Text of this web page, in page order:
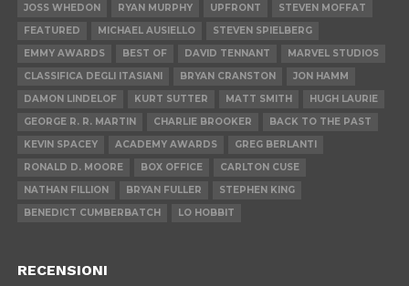
JOSS WHEDON
RYAN MURPHY UPFRONT
STEVEN MOFFAT
FEATURED
MICHAEL AUSIELLO
STEVEN SPIELBERG
EMMY AWARDS
BEST OF DAVID TENNANT
MARVEL STUDIOS
CLASSIFICA DEGLI ITASIANI
BRYAN CRANSTON
JON HAMM
DAMON LINDELOF
KURT SUTTER MATT SMITH
HUGH LAURIE
GEORGE R. R. MARTIN
CHARLIE BROOKER
BACK TO THE PAST
KEVIN SPACEY
ACADEMY AWARDS
GREG BERLANTI
RONALD D. MOORE
BOX OFFICE
CARLTON CUSE
NATHAN FILLION
BRYAN FULLER
STEPHEN KING
BENEDICT CUMBERBATCH
LO HOBBIT
RECENSIONI